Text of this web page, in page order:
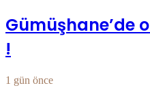
Gümüşhane’de
!
1 gün önce